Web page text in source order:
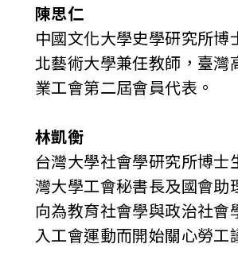
陳思仁
中國文化大學史學研究所博
北藝術大學兼任教師，臺灣
業工會第二屆會員代表。
林凱衡
台灣大學社會學研究所博士
灣大學工會秘書長及國會助
向為教育社會學與政治社會
入工會運動而開始關心勞工